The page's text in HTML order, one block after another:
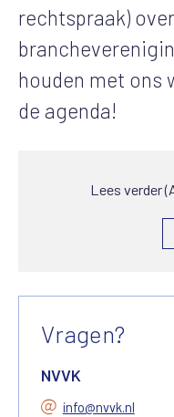
rechtspraak)
houden met ons
de agenda!
Lees verder
Vragen?
NVVK
info@nvvk.nl